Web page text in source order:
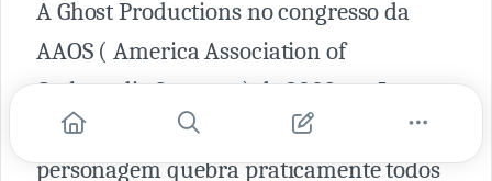
A Ghost Productions no congresso da
AAOS ( America Association of
Orthopedic Surgens ) de 2009 em Las
Vegas fez uma animação, onde o
personagem quebra praticamente todos